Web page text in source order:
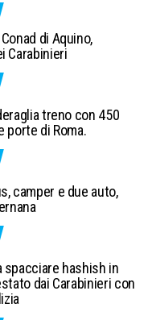
di Aquino,
Carabinieri
treno con 450
porte di Roma.
camper e due auto,
spacciare hashish in
dai Carabinieri con